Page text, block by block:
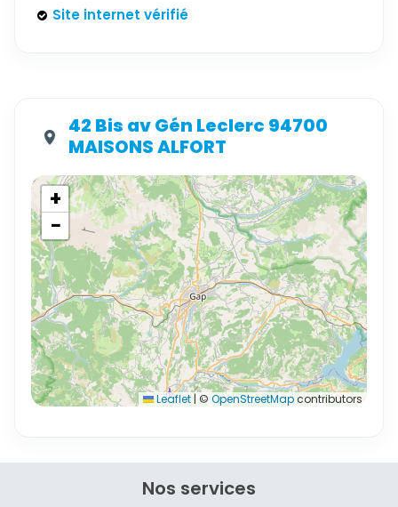
Site internet vérifié
42 Bis av Gén Leclerc 94700
MAISONS ALFORT
+
−
Leaflet | © OpenStreetMapcontributors
Nos services